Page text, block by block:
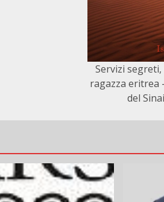
Servizi
ragazza eritrea
del